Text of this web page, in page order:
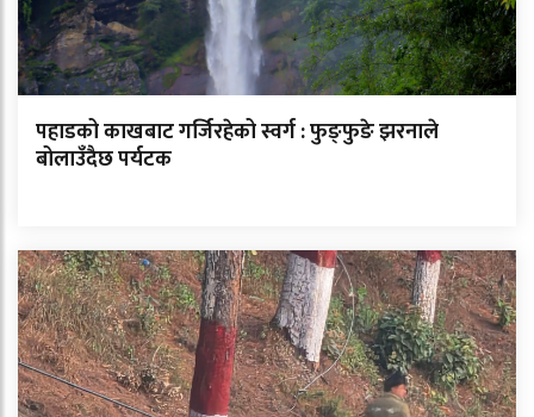
पहाडको काखबाट गर्जिरहेको स्वर्ग : फुङ्फुङे झरनाले
बोलाउँदैछ पर्यटक